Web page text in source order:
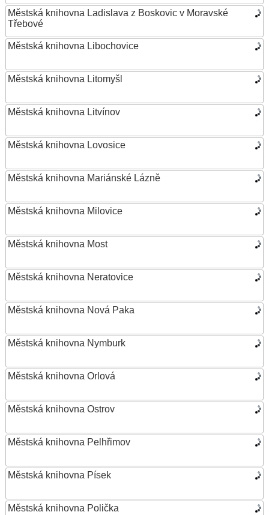
Městská knihovna Ladislava z Boskovic v Moravské
Třebové
Městská knihovna Libochovice
Městská knihovna Litomyšl
Městská knihovna Litvínov
Městská knihovna Lovosice
Městská knihovna Mariánské Lázně
Městská knihovna Milovice
Městská knihovna Most
Městská knihovna Neratovice
Městská knihovna Nová Paka
Městská knihovna Nymburk
Městská knihovna Orlová
Městská knihovna Ostrov
Městská knihovna Pelhřimov
Městská knihovna Písek
Městská knihovna Polička